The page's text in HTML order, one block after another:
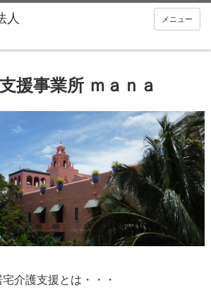
メニュー
援事業所 ｍａｎａ
介護支援とは・・・